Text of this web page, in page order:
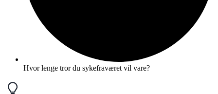
Hvor lenge tror du sykefraværet vil vare?